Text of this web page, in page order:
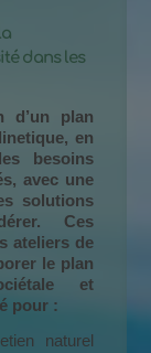
dans les
d’un plan
en
besoins
avec une
solutions
Ces
ateliers de
le plan
et
pour :
naturel